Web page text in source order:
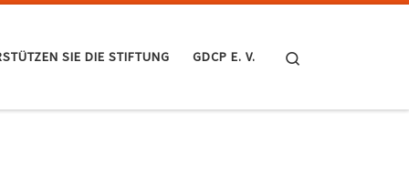
SIE DIE STIFTUNG GDCP E. V.